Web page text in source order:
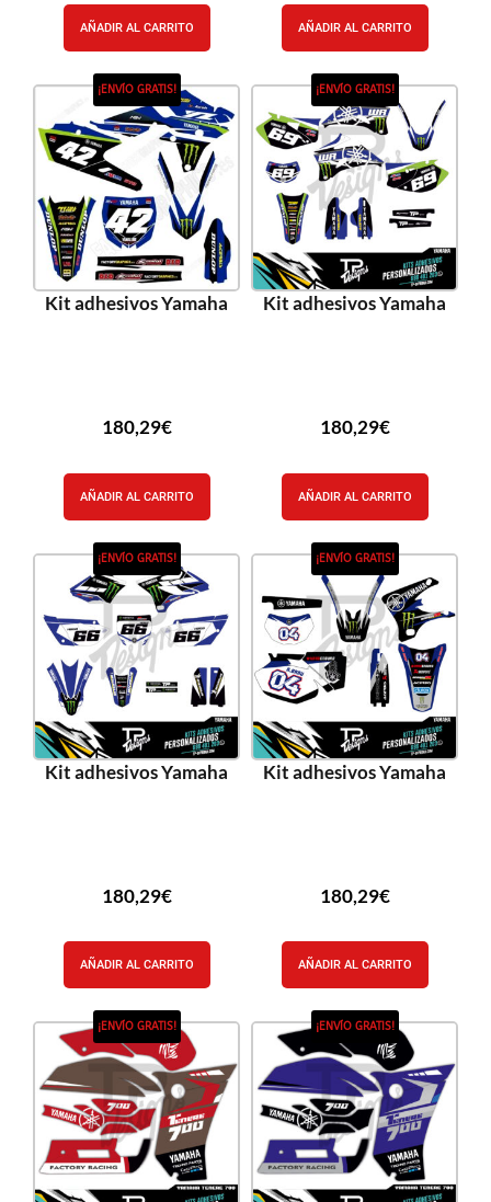
AÑADIR AL CARRITO AÑADIR AL CARRITO
¡ENVÍO GRATIS!
Kit adhesivos Yamaha
180,29€
AÑADIR AL CARRITO
¡ENVÍO GRATIS!
Kit adhesivos Yamaha
180,29€
AÑADIR AL CARRITO
¡ENVÍO GRATIS!
Kit adhesivos Yamaha
180,29€
AÑADIR AL CARRITO
¡ENVÍO GRATIS!
Kit adhesivos Yamaha
180,29€
AÑADIR AL CARRITO
¡ENVÍO GRATIS! ¡ENVÍO GRATIS!